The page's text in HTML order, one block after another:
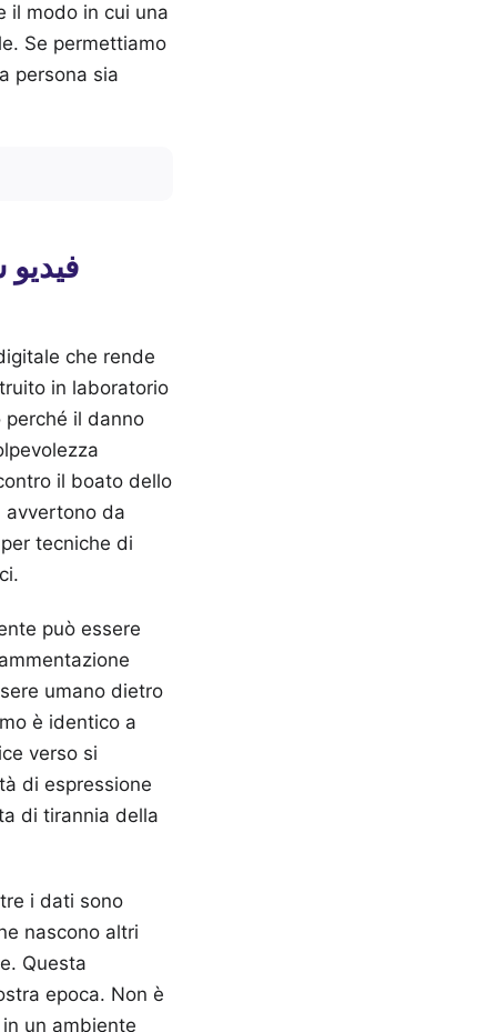
il modo in cui una
Se permettiamo
persona sia
che rende
in laboratorio
il danno
il boato dello
avvertono da
tecniche di
può essere
umano dietro
è identico a
verso si
di espressione
di tirannia della
i dati sono
nascono altri
Questa
epoca. Non è
un ambiente